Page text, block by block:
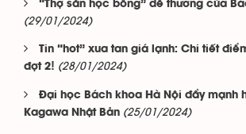
“Thợ săn học bổng” dễ thương của
(29/01/2024)
Tin “hot” xua tan giá lạnh: Chi tiết
đợt 2! (28/01/2024)
Đại học Bách khoa Hà Nội đẩy mạnh
Kagawa Nhật Bản (25/01/2024)